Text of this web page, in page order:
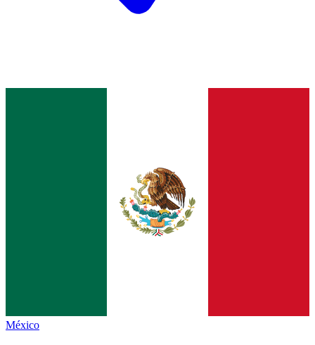
México